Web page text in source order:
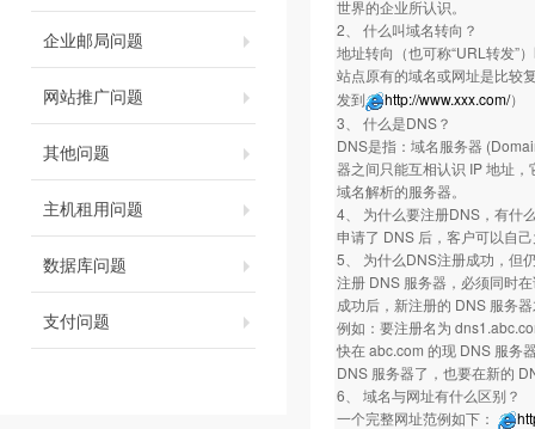
企业邮局问题
网站推广问题
其他问题
主机租用问题
数据库问题
支付问题
世界的企业所认识。
2、 什么叫域名转向？
地址转向（也可称“URL转发”
站点原有的域名或网址是比较
发到
http://www.xxx.com/）
3、 什么是DNS？
DNS是指：域名服务器
器之间只能互相认识 IP 地址
域名解析的服务器。
4、 为什么要注册DNS，有什
申请了 DNS 后，客户可以自
5、 为什么DNS注册成功，但
注册 DNS 服务器，必须同时
成功后，新注册的 DNS 服务
例如：要注册名为
快在 abc.com 的现 DNS 服务
DNS 服务器了，也要在新的
6、 域名与网址有什么区别？
一个完整网址范例如下：